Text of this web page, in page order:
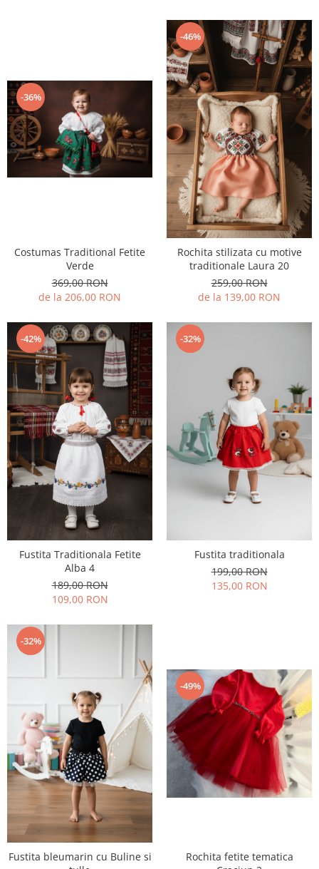
-36%
Costumas Traditional Fetite
Verde
369,00 RON
de la 206,00 RON
-46%
Rochita stilizata cu motive
traditionale Laura 20
259,00 RON
de la 139,00 RON
-42%
Fustita Traditionala Fetite
Alba 4
189,00 RON
109,00 RON
-32%
Fustita traditionala
199,00 RON
135,00 RON
-32%
Fustita bleumarin cu Buline si
-49%
Rochita fetite tematica